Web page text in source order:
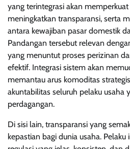
yang terintegrasi akan
meningkatkan transparansi, serta
antara kewajiban pasar domestik
Pandangan tersebut relevan
yang menuntut proses perizinan
efektif. Integrasi sistem akan
memantau arus komoditas
akuntabilitas seluruh pelaku usaha
perdagangan.
Di sisi lain, transparansi yang
kepastian bagi dunia usaha.